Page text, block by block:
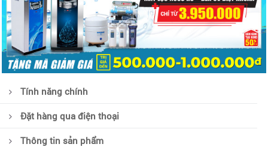
Tính năng chính
Đặt hàng qua điện thoại
Thông tin sản phẩm